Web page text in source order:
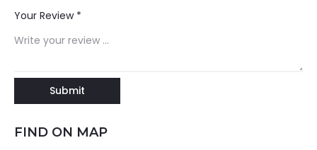
Your Review *
FIND ON MAP